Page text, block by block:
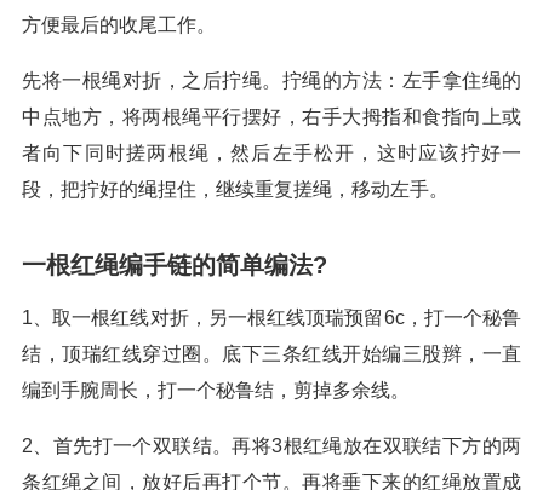
方便最后的收尾工作。
先将一根绳对折，之后拧绳。拧绳的方法：左手拿住绳的
中点地方，将两根绳平行摆好，右手大拇指和食指向上或
者向下同时搓两根绳，然后左手松开，这时应该拧好一
段，把拧好的绳捏住，继续重复搓绳，移动左手。
一根红绳编手链的简单编法?
1、取一根红线对折，另一根红线顶瑞预留6c，打一个秘鲁
结，顶瑞红线穿过圈。底下三条红线开始编三股辫，一直
编到手腕周长，打一个秘鲁结，剪掉多余线。
2、首先打一个双联结。再将3根红绳放在双联结下方的两
条红绳之间，放好后再打个节。再将垂下来的红绳放置成